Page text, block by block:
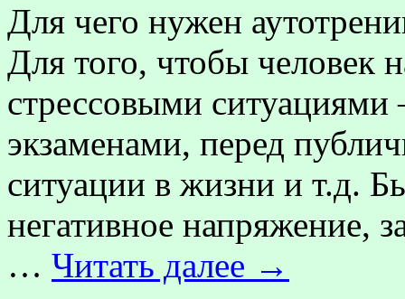
Для чего нужен
Для того, чтобы человек
стрессовыми
экзаменами, перед
ситуации в жизни и т.д.
негативное напряжение,
… Читать далее →